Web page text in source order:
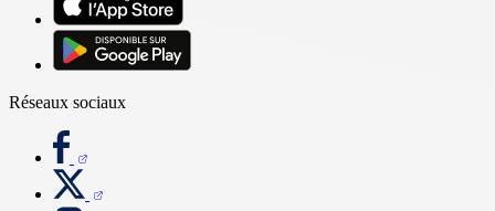
Réseaux sociaux